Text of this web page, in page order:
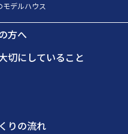
モデルハウス
方へ
切にしていること
りの流れ